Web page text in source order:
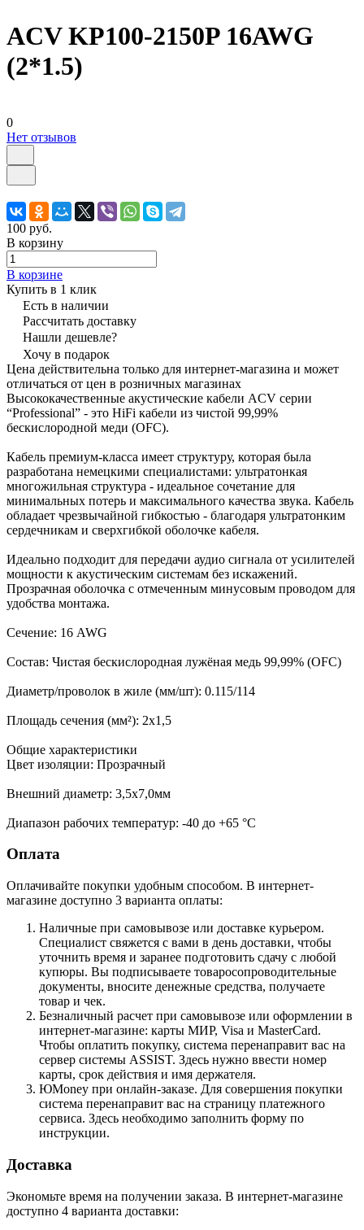
ACV KP100-2150P 16AWG
(2*1.5)
0
Нет отзывов
100 руб.
В корзину
В корзине
Купить в 1 клик
Есть в наличии
Рассчитать доставку
Нашли дешевле?
Хочу в подарок
Цена действительна только для интернет-магазина и может
отличаться от цен в розничных магазинах
Высококачественные акустические кабели ACV серии
“Professional” - это HiFi кабели из чистой 99,99%
бескислородной меди (OFC).
Кабель премиум-класса имеет структуру, которая была
разработана немецкими специалистами: ультратонкая
многожильная структура - идеальное сочетание для
минимальных потерь и максимального качества звука. Кабель
обладает чрезвычайной гибкостью - благодаря ультратонким
сердечникам и сверхгибкой оболочке кабеля.
Идеально подходит для передачи аудио сигнала от усилителей
мощности к акустическим системам без искажений.
Прозрачная оболочка с отмеченным минусовым проводом для
удобства монтажа.
Сечение: 16 AWG
Состав: Чистая бескислородная лужёная медь 99,99% (OFC)
Диаметр/проволок в жиле (мм/шт): 0.115/114
Площадь сечения (мм²): 2х1,5
Общие характеристики
Цвет изоляции: Прозрачный
Внешний диаметр: 3,5x7,0мм
Диапазон рабочих температур: -40 до +65 °C
Оплата
Оплачивайте покупки удобным способом. В интернет-
магазине доступно 3 варианта оплаты:
Наличные при самовывозе или доставке курьером.
Специалист свяжется с вами в день доставки, чтобы
уточнить время и заранее подготовить сдачу с любой
купюры. Вы подписываете товаросопроводительные
документы, вносите денежные средства, получаете
товар и чек.
Безналичный расчет при самовывозе или оформлении в
интернет-магазине: карты МИР, Visa и MasterCard.
Чтобы оплатить покупку, система перенаправит вас на
сервер системы ASSIST. Здесь нужно ввести номер
карты, срок действия и имя держателя.
ЮMoney при онлайн-заказе. Для совершения покупки
система перенаправит вас на страницу платежного
сервиса. Здесь необходимо заполнить форму по
инструкции.
Доставка
Экономьте время на получении заказа. В интернет-магазине
доступно 4 варианта доставки: